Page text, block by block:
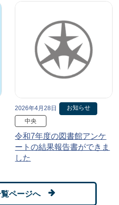
2026年4月28日
お知らせ
中央
令和7年度の図書館アンケ
ートの結果報告書ができま
した
ページへ